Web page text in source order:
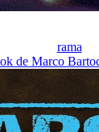
rama
de Marco